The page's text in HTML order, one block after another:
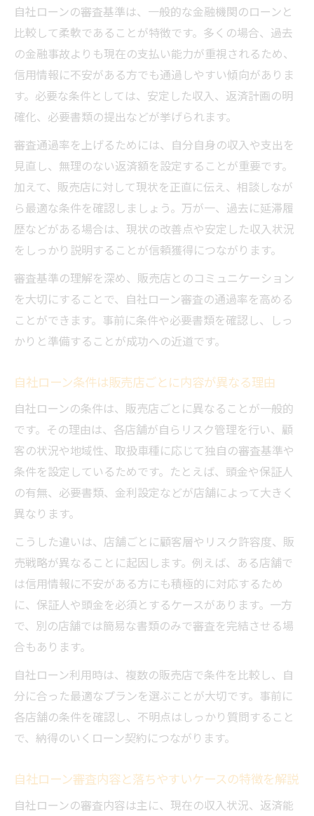
める方法
自社ローン条件確認が将来の負担軽減につ
ながる理由
審査落ち経験から学ぶ自社ローン対策
自社ローン審査落ちの原因と条件確認でで
きる対策
自社ローンが通らない人の特徴を条件面か
ら分析
自社ローン審査落ち後に行うべき条件整理
のポイント
自社ローン審査内容を見直し再挑戦するコ
ツ
自社ローン条件確認で次回の審査突破に備
える方法
必要書類の準備で自社ローンの不安解消
自社ローン条件確認と必要書類準備で審査
自社ローン申請に必要な書類と条件チェッ
クリスト
自社ローン審査内容に合わせた書類準備の
ポイント
自社ローン条件と収入証明書準備の具体的
な流れ
落ちを防ぐ
自社ローン審査内容のポイント徹底解説
自社ローン審査内容と条件を詳しく解説
自社ローン条件確認で重視される審査ポイ
ント整理
係
る方法
自社ローンの審査基準は、一般的な金融機関のローンと
比較して柔軟であることが特徴です。多くの場合、過去
の金融事故よりも現在の支払い能力が重視されるため、
信用情報に不安がある方でも通過しやすい傾向がありま
す。必要な条件としては、安定した収入、返済計画の明
確化、必要書類の提出などが挙げられます。
審査通過率を上げるためには、自分自身の収入や支出を
見直し、無理のない返済額を設定することが重要です。
加えて、販売店に対して現状を正直に伝え、相談しなが
ら最適な条件を確認しましょう。万が一、過去に延滞履
歴などがある場合は、現状の改善点や安定した収入状況
をしっかり説明することが信頼獲得につながります。
審査基準の理解を深め、販売店とのコミュニケーション
を大切にすることで、自社ローン審査の通過率を高める
ことができます。事前に条件や必要書類を確認し、しっ
かりと準備することが成功への近道です。
自社ローン条件は販売店ごとに内容が異なる理由
自社ローンの条件は、販売店ごとに異なることが一般的
です。その理由は、各店舗が自らリスク管理を行い、顧
客の状況や地域性、取扱車種に応じて独自の審査基準や
条件を設定しているためです。たとえば、頭金や保証人
の有無、必要書類、金利設定などが店舗によって大きく
異なります。
こうした違いは、店舗ごとに顧客層やリスク許容度、販
売戦略が異なることに起因します。例えば、ある店舗で
は信用情報に不安がある方にも積極的に対応するため
に、保証人や頭金を必須とするケースがあります。一方
で、別の店舗では簡易な書類のみで審査を完結させる場
合もあります。
自社ローン利用時は、複数の販売店で条件を比較し、自
分に合った最適なプランを選ぶことが大切です。事前に
各店舗の条件を確認し、不明点はしっかり質問すること
で、納得のいくローン契約につながります。
自社ローン審査内容と落ちやすいケースの特徴を解説
自社ローンの審査内容は主に、現在の収入状況、返済能